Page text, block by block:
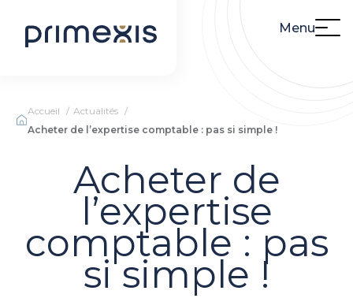
Menu
Accueil
Actualités
Acheter de l’expertise comptable : pas si simple !
Acheter de
l’expertise
comptable : pas
si simple !